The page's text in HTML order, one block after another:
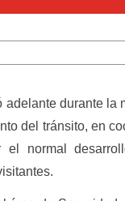
durante la
del tránsito, en
el normal